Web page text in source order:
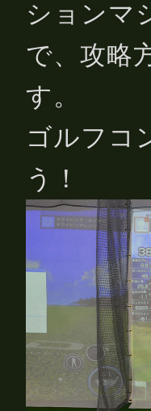
ションマ
で、攻略
す。
ゴルフコ
う！